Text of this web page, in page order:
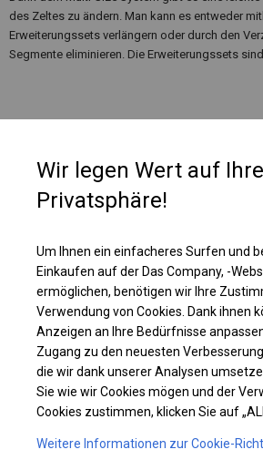
des Zeltes zu ändern. Man kann es entweder
Erweiterungssets verlängern oder durch den
Segmente eliminieren. Die Erweiterungssets
Einzelheiten
Plane ändern
Wir legen Wert auf Ihre
Privatsphäre!
Um Ihnen ein einfacheres Surfen und
Einkaufen auf der Das Company, -
ermöglichen, benötigen wir Ihre
Verwendung von Cookies. Dank ihnen
Anzeigen an Ihre Bedürfnisse
Zugang zu den neuesten
die wir dank unserer Analysen
Sie wie wir Cookies mögen und der
Cookies zustimmen, klicken Sie auf
Weitere Informationen zur Cookie-